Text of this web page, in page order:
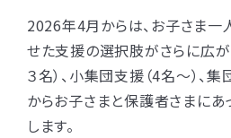
2026年4月からは、お子さま一
せた支援の選択肢がさらに広が
３名）、小集団支援（4名〜）、
からお子さまと保護者さまに
します。